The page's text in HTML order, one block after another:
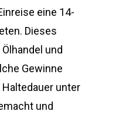
eine 14-
Dieses
und
Gewinne
unter
und